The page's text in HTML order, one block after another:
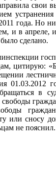
свои
года. Но
и в
сделано.
цитирую:
01.03.2012
в
или сносу
не пояснил.